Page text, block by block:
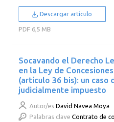
Descargar artículo
PDF 6,5 MB
Socavando el Derecho
en la Ley de
(artículo 36 bis): un caso
judicialmente impuesto
Autor/es David Navea Moya
Palabras clave Contrato de